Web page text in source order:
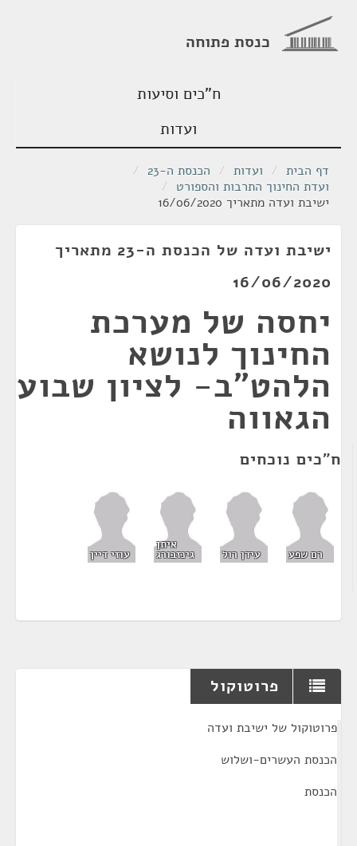
כנסת פתוחה
ח"כים וסיעות
ועדות
דף הבית / ועדות / הכנסת ה-23
/
ועדת החינוך התרבות והספורט /
ישיבת ועדה מתאריך 16/06/2020
ישיבת ועדה של הכנסת ה-23 מתאריך
16/06/2020
יחסה של מערכת
החינוך לנושא
הלהט"ב- לציון שבוע
הגאווה
ח"כים נוכחים
רם שפע עידן רול
איתן
גינזבורג עוזי דיין
פרוטוקול
פרוטוקול של ישיבת ועדה
הכנסת העשרים-ושלוש
הכנסת